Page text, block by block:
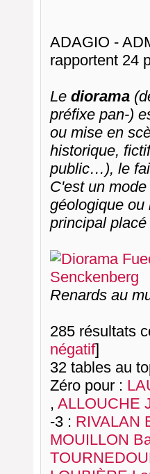
ADAGIO -
rapportent 24
Le diorama
préfixe pan-)
ou mise en
historique,
public…), le
C'est un
géologique ou
principal
Renards au
285 résultats
négatif]
32 tables au
Zéro pour :
, ALLOUCHE
-3 : RIVALAN
MOUILLON